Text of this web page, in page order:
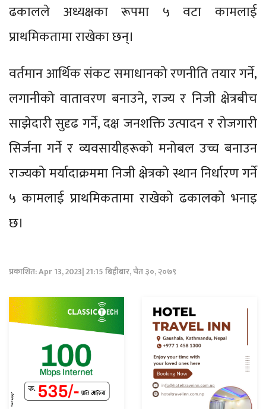
ढकालले अध्यक्षका रूपमा ५ वटा कामलाई
प्राथमिकतामा राखेका छन्।
वर्तमान आर्थिक संकट समाधानको रणनीति तयार गर्ने,
लगानीको वातावरण बनाउने, राज्य र निजी क्षेत्रबीच
साझेदारी सुदृढ गर्ने, दक्ष जनशक्ति उत्पादन र रोजगारी
सिर्जना गर्ने र व्यवसायीहरूको मनोबल उच्च बनाउन
राज्यको मर्यादाक्रममा निजी क्षेत्रको स्थान निर्धारण गर्ने
५ कामलाई प्राथमिकतामा राखेको ढकालको भनाइ
छ।
प्रकाशित: Apr 13, 2023| 21:15 बिहीबार, चैत ३०, २०७९